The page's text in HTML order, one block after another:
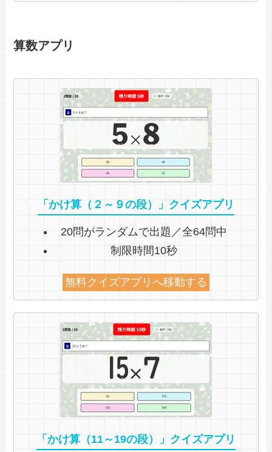
算数アプリ
「かけ算（２～９の段）」クイズアプリ
20問がランダムで出題／全64問中
制限時間10秒
無料クイズアプリへ移動する
「かけ算（11～19の段）」クイズアプリ